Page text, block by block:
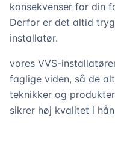
konsekvenser for din
Derfor er det altid
installatør.
vores VVS-
faglige viden, så de
teknikker og
sikrer høj kvalitet i